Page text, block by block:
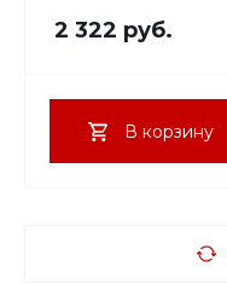
2 322 руб.
В корзину